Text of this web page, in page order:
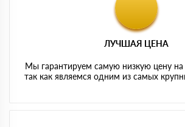
ЛУЧШАЯ ЦЕНА
Мы гарантируем самую низкую цену на
так как являемся одним из самых